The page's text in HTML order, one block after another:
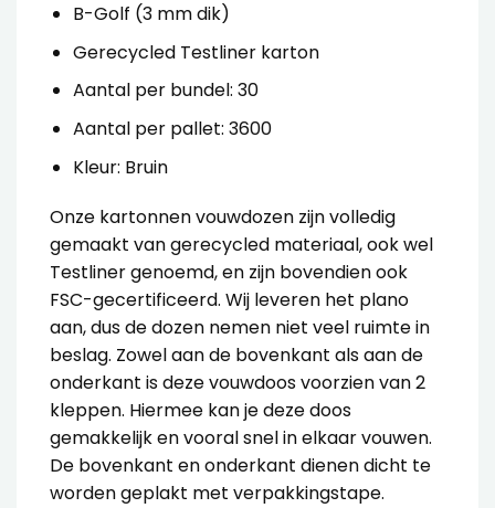
B-Golf (3 mm dik)
Gerecycled Testliner karton
Aantal per bundel: 30
Aantal per pallet: 3600
Kleur: Bruin
Onze kartonnen vouwdozen zijn volledig
gemaakt van gerecycled materiaal, ook wel
Testliner genoemd, en zijn bovendien ook
FSC-gecertificeerd. Wij leveren het plano
aan, dus de dozen nemen niet veel ruimte in
beslag. Zowel aan de bovenkant als aan de
onderkant is deze vouwdoos voorzien van 2
kleppen. Hiermee kan je deze doos
gemakkelijk en vooral snel in elkaar vouwen.
De bovenkant en onderkant dienen dicht te
worden geplakt met verpakkingstape.